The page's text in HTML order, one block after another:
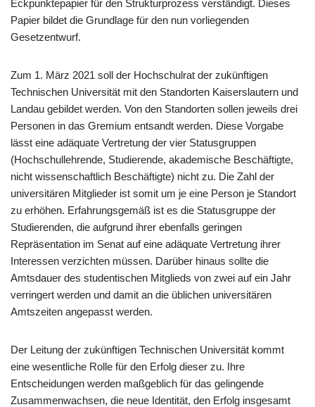
Eckpunktepapier für den Strukturprozess verständigt. Dieses
Papier bildet die Grundlage für den nun vorliegenden
Gesetzentwurf.
Zum 1. März 2021 soll der Hochschulrat der zukünftigen
Technischen Universität mit den Standorten Kaiserslautern und
Landau gebildet werden. Von den Standorten sollen jeweils drei
Personen in das Gremium entsandt werden. Diese Vorgabe
lässt eine adäquate Vertretung der vier Statusgruppen
(Hochschullehrende, Studierende, akademische Beschäftigte,
nicht wissenschaftlich Beschäftigte) nicht zu. Die Zahl der
universitären Mitglieder ist somit um je eine Person je Standort
zu erhöhen. Erfahrungsgemäß ist es die Statusgruppe der
Studierenden, die aufgrund ihrer ebenfalls geringen
Repräsentation im Senat auf eine adäquate Vertretung ihrer
Interessen verzichten müssen. Darüber hinaus sollte die
Amtsdauer des studentischen Mitglieds von zwei auf ein Jahr
verringert werden und damit an die üblichen universitären
Amtszeiten angepasst werden.
Der Leitung der zukünftigen Technischen Universität kommt
eine wesentliche Rolle für den Erfolg dieser zu. Ihre
Entscheidungen werden maßgeblich für das gelingende
Zusammenwachsen, die neue Identität, den Erfolg insgesamt